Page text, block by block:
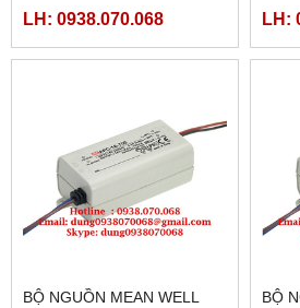
16-15, APV-16-24
LH: 0938.070.068
12-
LH:
BỘ NGUỒN MEAN WELL
BỘ